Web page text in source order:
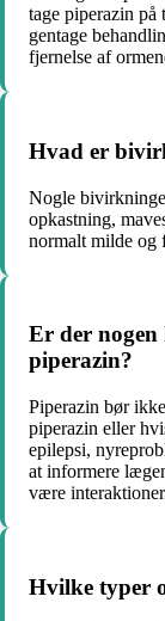
tage piperazin
gentage
fjernelse af
Hvad er
Nogle
opkastning,
normalt milde og
Er der
piperazin?
Piperazin bør
piperazin eller
epilepsi,
at informere
være
Hvilke typer